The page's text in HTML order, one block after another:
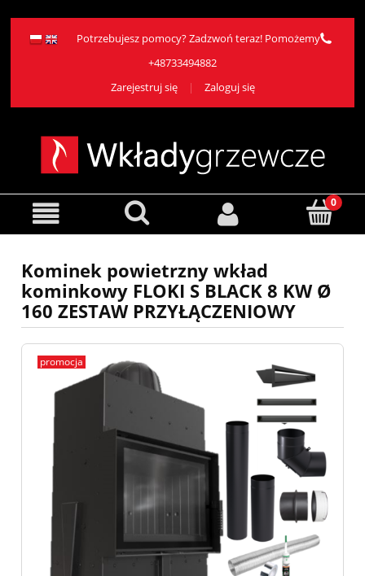
Potrzebujesz pomocy? Zadzwoń teraz! Pomożemy
+48733494882
Zarejestruj się
Zaloguj się
Kominek powietrzny wkład
kominkowy FLOKI S BLACK 8 KW Ø
160 ZESTAW PRZYŁĄCZENIOWY
promocja